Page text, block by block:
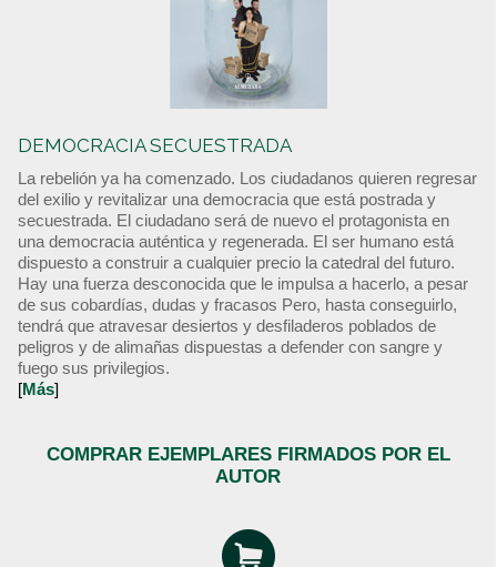
DEMOCRACIA SECUESTRADA
La rebelión ya ha comenzado. Los ciudadanos quieren regresar
del exilio y revitalizar una democracia que está postrada y
secuestrada. El ciudadano será de nuevo el protagonista en
una democracia auténtica y regenerada. El ser humano está
dispuesto a construir a cualquier precio la catedral del futuro.
Hay una fuerza desconocida que le impulsa a hacerlo, a pesar
de sus cobardías, dudas y fracasos Pero, hasta conseguirlo,
tendrá que atravesar desiertos y desfiladeros poblados de
peligros y de alimañas dispuestas a defender con sangre y
fuego sus privilegios.
[Más]
COMPRAR EJEMPLARES FIRMADOS POR EL
AUTOR